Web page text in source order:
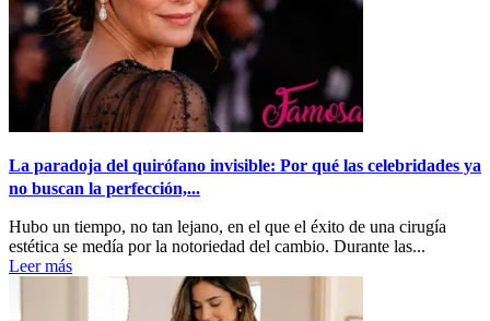
La paradoja del quirófano invisible: Por qué las celebridades ya
no buscan la perfección,...
Hubo un tiempo, no tan lejano, en el que el éxito de una cirugía
estética se medía por la notoriedad del cambio. Durante las...
Leer más